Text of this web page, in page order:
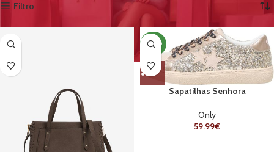
Filtro
NOVO
Sapatilhas Senhora
Only
59.99€